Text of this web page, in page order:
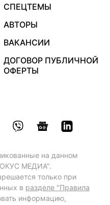
СПЕЦТЕМЫ
АВТОРЫ
ВАКАНСИИ
ДОГОВОР ПУБЛИЧНОЙ
ОФЕРТЫ
на данном
МЕДИА".
только при
в разделе "Правила
информацию,